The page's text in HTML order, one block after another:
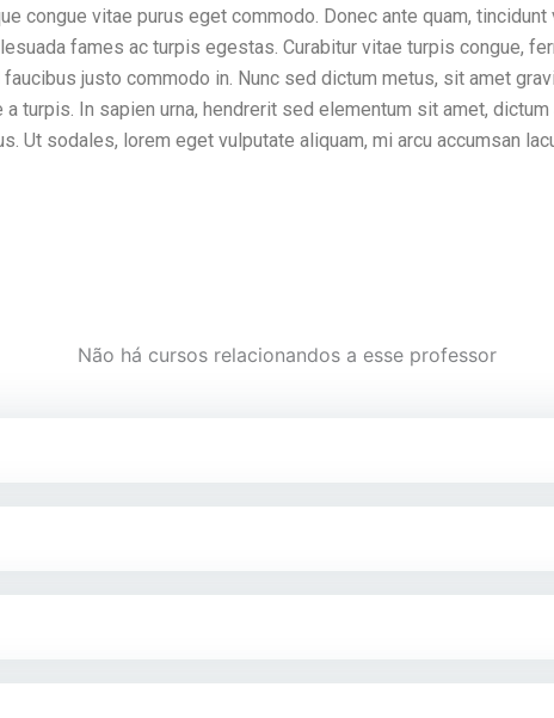
congue vitae purus eget commodo. Donec ante quam,
fames ac turpis egestas. Curabitur vitae turpis congue,
justo commodo in. Nunc sed dictum metus, sit amet
In sapien urna, hendrerit sed elementum sit amet,
Ut sodales, lorem eget vulputate aliquam, mi arcu accumsan
Não há cursos relacionandos a esse professor